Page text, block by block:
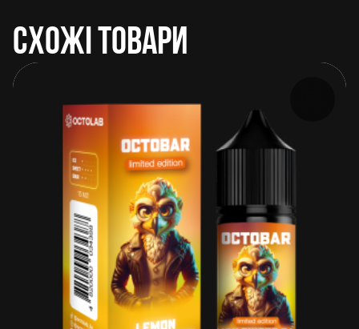
СХОЖІ ТОВАРИ